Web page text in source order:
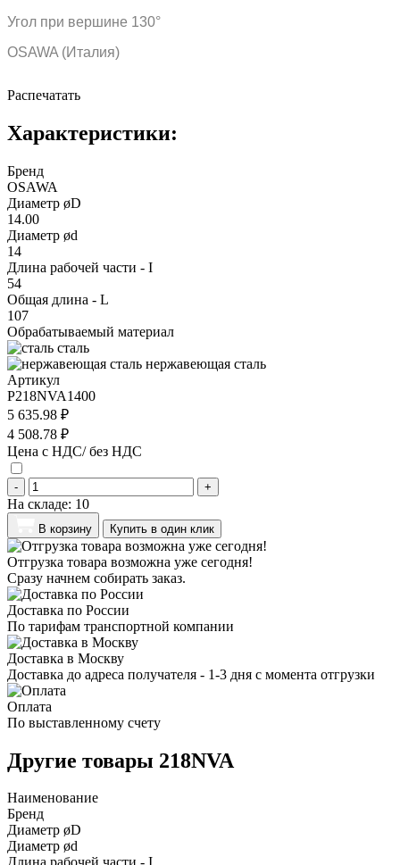
Угол при вершине 130°
OSAWA (Италия)
Распечатать
Характеристики:
Бренд
OSAWA
Диаметр øD
14.00
Диаметр ød
14
Длина рабочей части - I
54
Общая длина - L
107
Обрабатываемый материал
сталь
нержавеющая сталь
Артикул
P218NVA1400
5 635.98 ₽
4 508.78 ₽
Цена с НДС/ без НДС
- +
На складе: 10
В корзину Купить в один клик
Отгрузка товара возможна уже сегодня!
Сразу начнем собирать заказ.
Доставка по России
По тарифам транспортной компании
Доставка в Москву
Доставка до адреса получателя - 1-3 дня с момента отгрузки
Оплата
По выставленному счету
Другие товары 218NVA
Наименование
Бренд
Диаметр øD
Диаметр ød